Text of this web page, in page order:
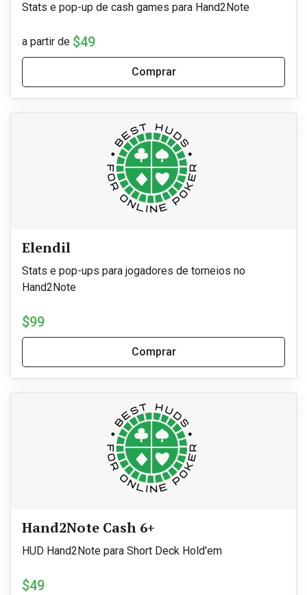
Stats e pop-up de cash games para Hand2Note
a partir de $49
Comprar
Elendil
Stats e pop-ups para jogadores de torneios no
Hand2Note
$99
Comprar
Hand2Note Cash 6+
HUD Hand2Note para Short Deck Hold'em
$49